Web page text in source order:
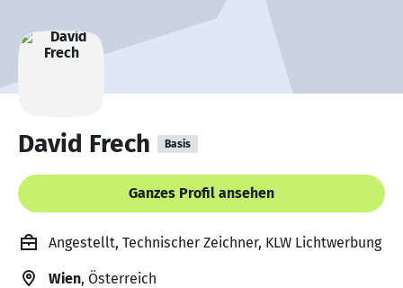
David Frech Basis
Ganzes Profil ansehen
Angestellt, Technischer Zeichner, KLW Lichtwerbung
Wien, Österreich